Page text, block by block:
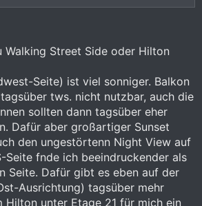
Walking Street Side oder Hilton
Seite) ist viel sonniger. Balkon
tws. nicht nutzbar, auch die
sollten dann tagsüber eher
Dafür aber großartiger Sunset
den ungestörtenn Night View auf
Seite fnde ich beeindruckender als
Seite. Dafür gibt es eben auf der
Ausrichtung) tagsüber mehr
Hilton unter Etage 21 für mich ein